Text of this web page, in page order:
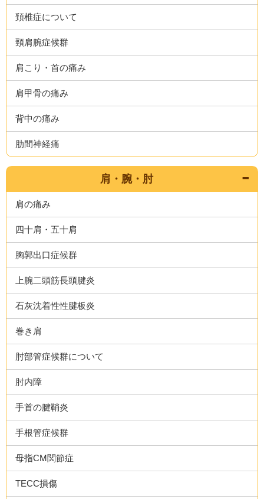
頚椎症について
頸肩腕症候群
肩こり・首の痛み
肩甲骨の痛み
背中の痛み
肋間神経痛
肩・腕・肘
肩の痛み
四十肩・五十肩
胸郭出口症候群
上腕二頭筋長頭腱炎
石灰沈着性性腱板炎
巻き肩
肘部管症候群について
肘内障
手首の腱鞘炎
手根管症候群
母指CM関節症
TECC損傷